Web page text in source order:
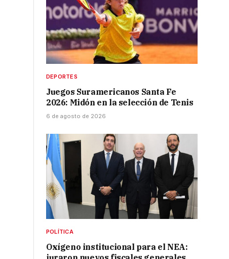
DEPORTES
Juegos Suramericanos Santa Fe
2026: Midón en la selección de Tenis
6 de agosto de 2026
POLÍTICA
Oxígeno institucional para el NEA: